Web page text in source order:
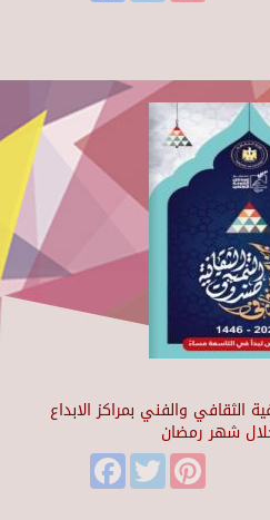
الثقافي والفني بمراكز الابداع
شهر رمضان
FacebookTwitter